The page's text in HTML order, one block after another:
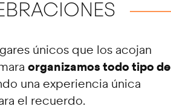
únicos que los acojan
organizamos todo tipo de
una experiencia única
el recuerdo.